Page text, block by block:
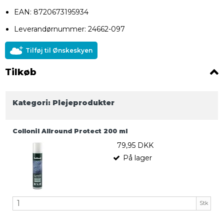
EAN: 8720673195934
Leverandørnummer: 24662-097
Tilføj til Ønskeskyen
Tilkøb
Kategori: Plejeprodukter
Collonil Allround Protect 200 ml
79,95 DKK
På lager
Stk